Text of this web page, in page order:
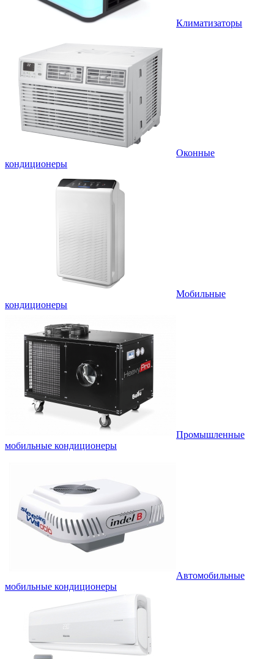
Климатизаторы
Оконные
кондиционеры
Мобильные
кондиционеры
Промышленные
мобильные кондиционеры
Автомобильные
мобильные кондиционеры